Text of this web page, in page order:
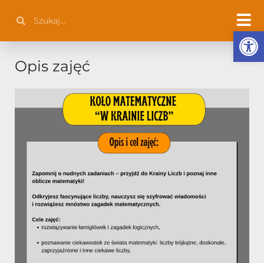
treści
Opis zajęć